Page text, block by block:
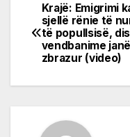
Post
Krajë: Emigrimi
sjellë rënie të
të popullsisë,
vendbanime janë
zbrazur (video)